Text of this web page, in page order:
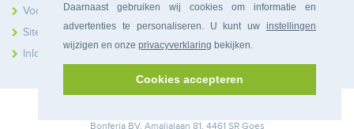
Daarnaast gebruiken wij cookies om informatie en
advertenties te personaliseren. U kunt uw instellingen
wijzigen en onze privacyverklaring bekijken.
Cookies accepteren
Voorwaarden
Sitemap
Inloggen Huiseigenaren
BonferiaBV, Amalialaan 81, 4461 SR Goes